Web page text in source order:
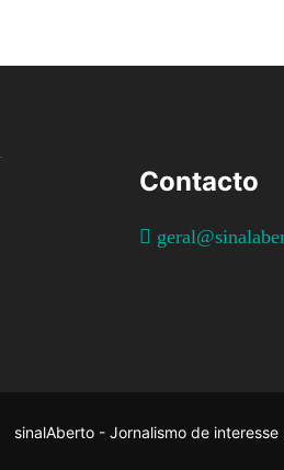
Contacto
sinalAberto - Jornalismo de